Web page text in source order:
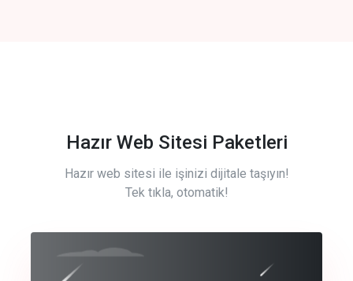
Hazır Web Sitesi Paketleri
Hazır web sitesi ile işinizi dijitale taşıyın!
Tek tıkla, otomatik!